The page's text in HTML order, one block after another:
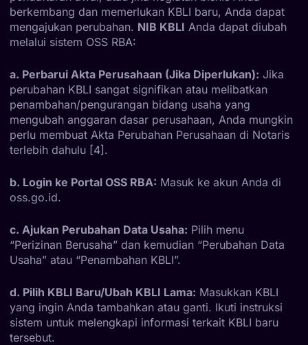
berkembang dan memerlukan KBLI baru, Anda dapat
mengajukan perubahan. NIB KBLI Anda dapat diubah
melalui sistem OSS RBA:
a. Perbarui Akta Perusahaan (Jika Diperlukan): Jika
perubahan KBLI sangat signifikan atau melibatkan
penambahan/pengurangan bidang usaha yang
mengubah anggaran dasar perusahaan, Anda mungkin
perlu membuat Akta Perubahan Perusahaan di Notaris
terlebih dahulu [4].
b. Login ke Portal OSS RBA: Masuk ke akun Anda di
oss.go.id.
c. Ajukan Perubahan Data Usaha: Pilih menu
“Perizinan Berusaha” dan kemudian “Perubahan Data
Usaha” atau “Penambahan KBLI”.
d. Pilih KBLI Baru/Ubah KBLI Lama: Masukkan KBLI
yang ingin Anda tambahkan atau ganti. Ikuti instruksi
sistem untuk melengkapi informasi terkait KBLI baru
tersebut.